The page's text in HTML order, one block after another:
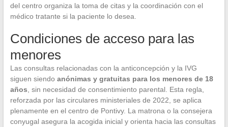
del centro organiza la toma de citas y la coordinación con el
médico tratante si la paciente lo desea.
Condiciones de acceso para las
menores
Las consultas relacionadas con la anticoncepción y la IVG
siguen siendo anónimas y gratuitas para los menores de 18
años , sin necesidad de consentimiento parental. Esta regla,
reforzada por las circulares ministeriales de 2022, se aplica
plenamente en el centro de Pontivy. La matrona o la consejera
conyugal asegura la acogida inicial y orienta hacia las consultas